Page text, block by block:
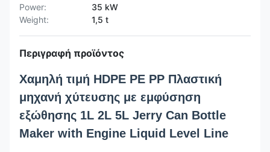
Power:
35 kW
Weight:
1,5 t
Περιγραφή προϊόντος
Χαμηλή τιμή HDPE PE PP Πλαστική
μηχανή χύτευσης με εμφύσηση
εξώθησης 1L 2L 5L Jerry Can Bottle
Maker with Engine Liquid Level Line